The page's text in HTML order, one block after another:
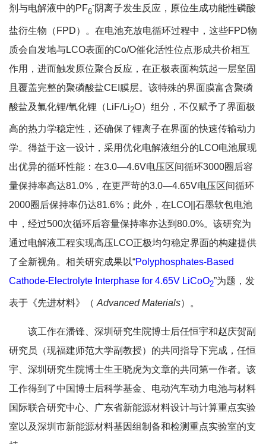
剂与电解液中的PF6
- 阴离子发生反应，原位生成功能性磷酸
盐衍生物（FPD）。在电池充放电循环过程中，这些FPD物
质会自发地与LCO表面的Co/O催化活性位点形成共价相互
作用，进而触发原位聚合反应，在正极表面构筑起一层坚固
且覆盖完整的聚磷酸盐CEI膜层。该特殊的界面膜富含聚磷
酸盐及氟化锂/氧化锂（LiF/Li2O）组分，不仅赋予了界面极
高的热力学稳定性，还确保了锂离子在界面的快速传输动力
学。得益于这一设计，采用优化电解液组分的LCO电池展现
出优异的循环性能：在3.0—4.6V电压区间循环3000圈后容
量保持率高达81.0%，在更严苛的3.0—4.65V电压区间循环
2000圈后保持率仍达81.6%；此外，在LCO||石墨软包电池
中，经过500次循环后容量保持率亦达到80.0%。该研究为
通过电解液工程实现高压LCO正极均匀稳定界面的构建提供
了全新视角。相关研究成果以“Polyphosphates-Based
Cathode-Electrolyte Interphase for 4.65V LiCoO2”为题，发
表于《先进材料》（ Advanced Materials）。
该工作在潘锋、 深圳研究生院博士后任恒宇和赵庆贺副
研究员（现福建师范大学副教授）的共同指导下完成，任恒
宇、 深圳研究生院博士生王晓虎为文章的共同第一作者。该
工作得到了中国博士后科学基金、电动汽车动力电池与材料
国际联合研究中心、广东省新能源材料设计与计算重点实验
室以及深圳市新能源材料基因组制备和检测重点实验室的支